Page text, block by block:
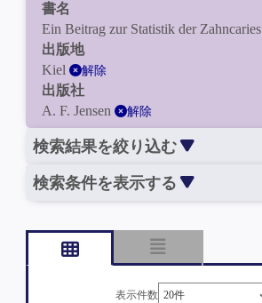
書名
Ein Beitrag zur Statistik der Zahncaries
出版地
Kiel
解除
出版社
A. F. Jensen
解除
検索結果を絞り込む
検索条件を表示する
表示件数